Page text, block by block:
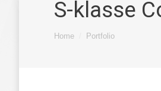
S-klasse
Je bent hier:
Home Portfolio